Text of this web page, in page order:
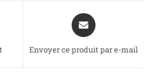
Envoyer ce produit par e-mail